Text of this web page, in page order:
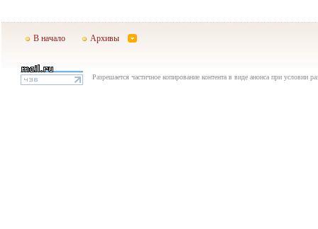
В начало Архивы
Разрешается частичное копирование контента в виде анонса при условии